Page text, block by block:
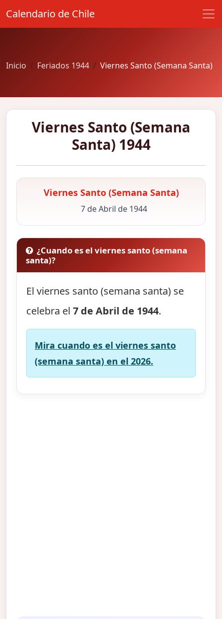
Calendario de Chile
Inicio Feriados 1944 Viernes Santo (Semana Santa)
Viernes Santo (Semana
Santa) 1944
Viernes Santo (Semana Santa)
7 de Abril de 1944
¿Cuando es el viernes santo (semana
santa)?
El viernes santo (semana santa) se
celebra el7 de Abril de 1944.
Mira cuando es el viernes santo
(semana santa) en el 2026.